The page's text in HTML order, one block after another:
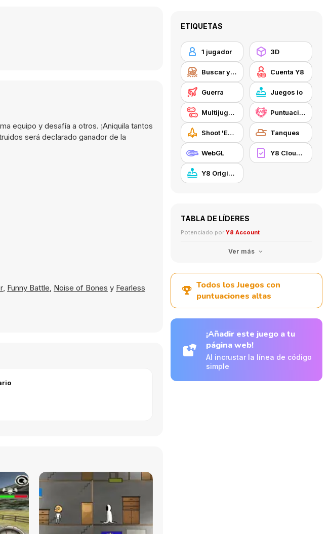
equipo y desafía a otros. ¡Aniquila tantos
será declarado ganador de la
, Funny Battle, Noise of Bones y Fearless
ETIQUETAS
1 jugador 3D
Buscar y destruir Cuenta Y8
Guerra Juegos io
Multijugador Puntuación Alta Y8
Shoot 'Em Up Tanques
WebGL Y8 Cloud Save
Y8 Originals
TABLA DE LÍDERES
Potenciado por Y8 Account
Ver más
Todos los Juegos con
puntuaciones altas
¡Añadir este juego a tu
página web!
Al incrustar la línea de código
simple